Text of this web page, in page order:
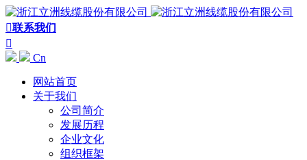
联系我们

Cn
网站首页
关于我们
公司简介
发展历程
企业文化
组织框架